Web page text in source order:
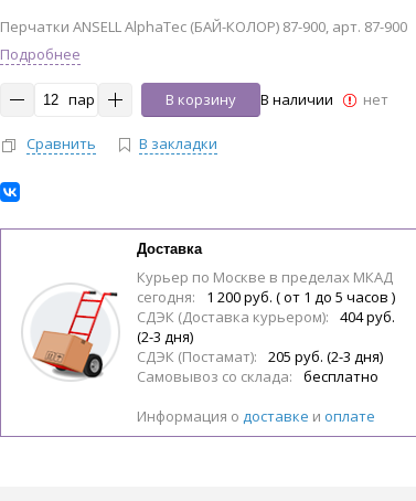
Перчатки ANSELL AlphaTec (БАЙ-КОЛОР) 87-900, арт. 87-900
Подробнее
пар В корзину В наличии нет
Сравнить В закладки
Доставка
Курьер по Москве в пределах МКАД
сегодня:
1 200 руб. ( от 1 до 5 часов )
СДЭК (Доставка курьером):
404 руб.
(2-3 дня)
СДЭК (Постамат):
205 руб. (2-3 дня)
Самовывоз со склада:
бесплатно
Информация о доставке и оплате